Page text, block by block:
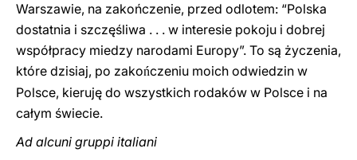
Warszawie, na zakończenie, przed odlotem: “Polska
dostatnia i szczęśliwa . . . w interesie pokoju i dobrej
współpracy miedzy narodami Europy”. To są życzenia,
które dzisiaj, po zakończeniu moich odwiedzin w
Polsce, kieruję do wszystkich rodaków w Polsce i na
całym świecie.
Ad alcuni gruppi italiani